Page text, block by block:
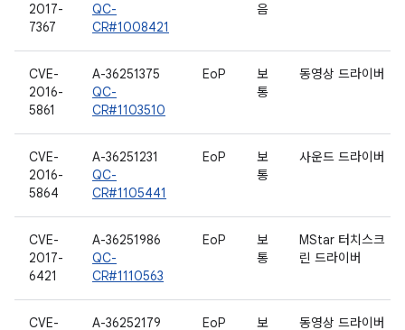
2017-
7367
QC-
CR#1008421
음
CVE-
2016-
5861
A-36251375
QC-
CR#1103510
EoP
보
통
동영상 드라이버
CVE-
2016-
5864
A-36251231
QC-
CR#1105441
EoP
보
통
사운드 드라이버
CVE-
2017-
6421
A-36251986
QC-
CR#1110563
EoP
보
통
MStar 터치스크
린 드라이버
CVE-
A-36252179
EoP
보
동영상 드라이버